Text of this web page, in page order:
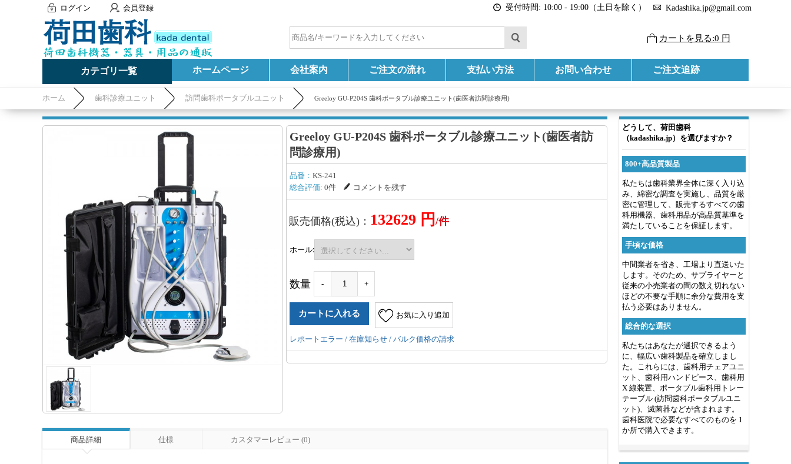
ログイン 会員登録 受付時間: 10:00 - 19:00（土日を除く） Kadashika.jp@gmail.com
カートを見る:0 円
カテゴリ一覧 ホームページ 会社案内 ご注文の流れ 支払い方法 お問い合わせ ご注文追跡
ホーム 歯科診療ユニット 訪問歯科ポータブルユニット Greeloy GU-P204S 歯科ポータブル診療ユニット(歯医者訪問診療用)
どうして、荷田歯科
（kadashika.jp）を選びますか？
800+高品質製品
私たちは歯科業界全体に深く入り込
み、綿密な調査を実施し、品質を厳
密に管理して、販売するすべての歯
科用機器、歯科用品が高品質基準を
満たしていることを保証します。
手頃な価格
中間業者を省き、工場より直送いた
します。そのため、サプライヤーと
従来の小売業者の間の数え切れない
ほどの不要な手順に余分な費用を支
払う必要はありません。
総合的な選択
私たちはあなたが選択できるよう
に、幅広い歯科製品を確立しまし
た。これらには、歯科用チェアユニ
ット、歯科用ハンドピース、歯科用
X 線装置、ポータブル歯科用トレー
テーブル (訪問歯科ポータブルユニ
ット)、滅菌器などが含まれます。
歯科医院で必要なすべてのものを 1
か所で購入できます。
Greeloy GU-P204S 歯科ポータブル診療ユニット(歯医者訪
問診療用)
品番： KS-241
総合評価: 0件 コメントを残す
販売価格(税込)： 132629 円 /件
ホール:
数量 - +
お気に入り追加
レポートエラー / 在庫知らせ / バルク価格の請求
商品詳細 仕様 カスタマーレビュー (0)